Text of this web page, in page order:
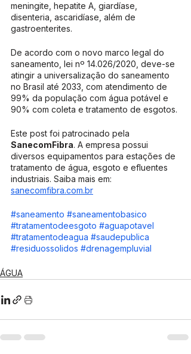
meningite, hepatite A, giardíase,
disenteria, ascaridíase, além de
gastroenterites.
De acordo com o novo marco legal do
saneamento, lei nº 14.026/2020, deve-se
atingir a universalização do saneamento
no Brasil até 2033, com atendimento de
99% da população com água potável e
90% com coleta e tratamento de esgotos.
Este post foi patrocinado pela
SanecomFibra. A empresa possui
diversos equipamentos para estações de
tratamento de água, esgoto e efluentes
industriais. Saiba mais em:
sanecomfibra.com.br
#saneamento #saneamentobasico
#tratamentodeesgoto #aguapotavel
#tratamentodeagua #saudepublica
#residuossolidos #drenagempluvial
ÁGUA